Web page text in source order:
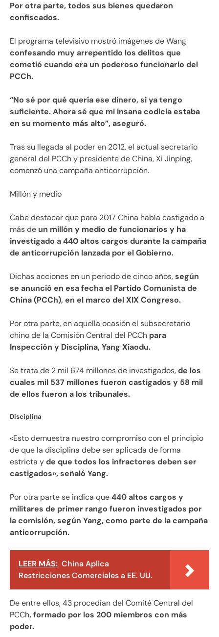
Por otra parte, todos sus bienes quedaron
confiscados.
El programa televisivo mostró imágenes de Wang
confesando muy arrepentido los delitos que
cometió cuando era un poderoso funcionario del
PCCh.
“No sé por qué quería ese dinero, si ya tengo
suficiente. Ahora sé que mi insana codicia estaba
en su momento más alto”, aseguró.
Tras su llegada al poder en 2012, el actual secretario
general del PCCh y presidente de China, Xi Jinping,
comenzó una campaña anticorrupción.
Millón y medio
Cabe destacar que para 2017 China había castigado a
más de un millón y medio de funcionarios y ha
investigado a 440 altos cargos durante la campaña
de anticorrupción lanzada por el Gobierno.
Dichas acciones en un periodo de cinco años,según
se anunció en esa fecha el Partido Comunista de
China (PCCh), en el marco del XIX Congreso.
Por otra parte, en aquella ocasión el subsecretario
chino de la Comisión Central del PCCh para
Inspección y Disciplina, Yang Xiaodu.
Se trata de 2 mil 674 millones de investigados,de los
cuales mil 537 millones fueron castigados y 58 mil
de ellos fueron a los tribunales.
Disciplina
«Esto demuestra nuestro compromiso con el principio
de que la disciplina debe ser aplicada de forma
estricta yde que todos los infractores deben ser
castigados», señaló Yang.
Por otra parte se indica que440 altos cargos y
militares de primer rango fueron investigados por
la comisión, según Yang, como parte de la campaña
anticorrupción.
LEER MÁS: China Aplica
Restricciones Comerciales a EE. UU.
De entre ellos, 43 procedían del Comité Central del
PCCh, formado por los 200 miembros con más
poder.